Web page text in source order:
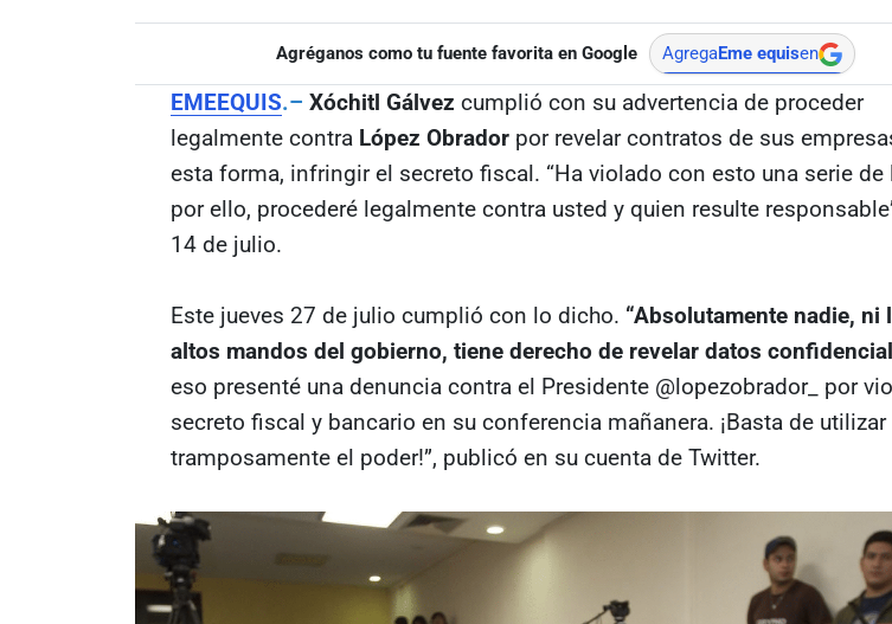
Agréganos como tu fuente favorita en Google AgregaEme equisen
EMEEQUIS.– Xóchitl Gálvez cumplió con su advertencia de proceder
legalmente contra López Obrador por revelar contratos de sus
esta forma, infringir el secreto fiscal. “Ha violado con esto una serie de
por ello, procederé legalmente contra usted y quien resulte
14 de julio.
Este jueves 27 de julio cumplió con lo dicho. “Absolutamente nadie, ni
altos mandos del gobierno, tiene derecho de revelar datos
eso presenté una denuncia contra el Presidente @lopezobrador_ por
secreto fiscal y bancario en su conferencia mañanera. ¡Basta de utilizar
tramposamente el poder!”, publicó en su cuenta de Twitter.